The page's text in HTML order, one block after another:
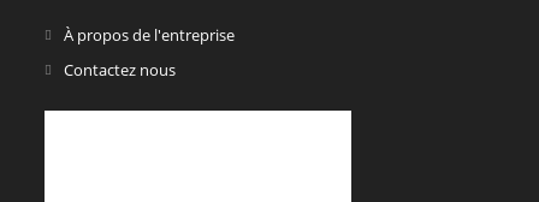
À propos de l'entreprise
Contactez nous